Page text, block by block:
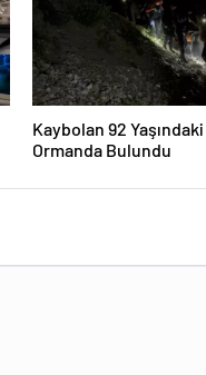
Kaybolan 92
Ormanda Bulundu